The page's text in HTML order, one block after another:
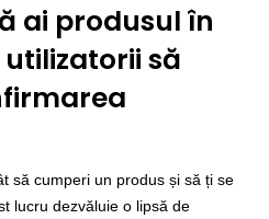
ai produsul în
să
să cumperi un produs și să ți se
lucru dezvăluie o lipsă de